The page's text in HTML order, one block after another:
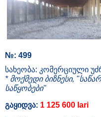
№: 499
სახეობა: კომერციული
* მოქმედი ბიზნესი,
საწყობები"
გაყიდვა: 1 125 600 lari